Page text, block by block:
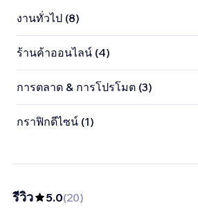
งานทั่วไป (8)
ร้านค้าออนไลน์ (4)
การตลาด & การโปรโมต (3)
กราฟิกดีไซน์ (1)
รีวิว 5.0(20)